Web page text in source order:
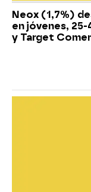
Neox (1,7%)
en jóvenes, 25-
y Target